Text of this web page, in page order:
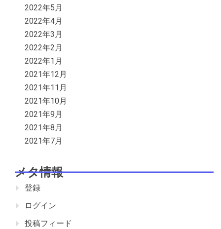
2022年5月
2022年4月
2022年3月
2022年2月
2022年1月
2021年12月
2021年11月
2021年10月
2021年9月
2021年8月
2021年7月
メタ情報
登録
ログイン
投稿フィード